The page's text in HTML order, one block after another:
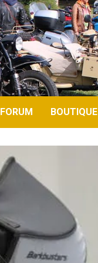
FORUM BOUTIQUE